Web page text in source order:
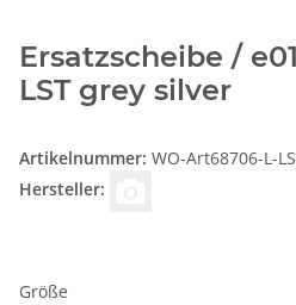
Ersatzscheibe /
LST grey silver
Artikelnummer: WO-Art68706-L-
Hersteller:
Größe